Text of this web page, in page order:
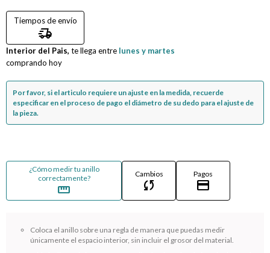
Tiempos de envío
delivery_truck_speed
Interior del Pais, te llega entre lunes y martes
comprando hoy
Por favor, si el articulo requiere un ajuste en la medida, recuerde
especificar en el proceso de pago el diámetro de su dedo para el ajuste de
la pieza.
¿Cómo medir tu anillo
correctamente?
straighten
Cambios
sync
Pagos
credit_card
Coloca el anillo sobre una regla de manera que puedas medir
únicamente el espacio interior, sin incluir el grosor del material.
Día del niño